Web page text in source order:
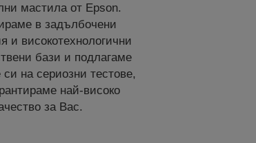
мастила от Epson.
в задълбочени
и високотехнологични
бази и подлагаме
си на сериозни тестове,
най-високо
за Вас.